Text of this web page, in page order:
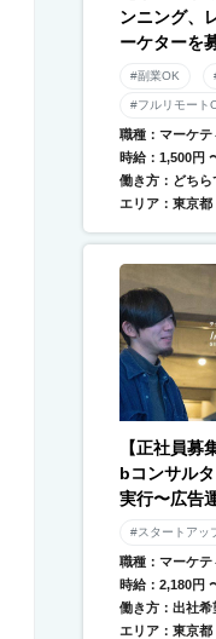
ンニング、
ーケターを
#副業OK
#フルリモート
職種：マーケテ
時給：1,500円
働き方：どちら
エリア：東京都
【正社員募
bコンサル
実行〜広告
ッド勤務×
運営／急成
#スタートアッ
職種：マーケテ
時給：2,180円
働き方：出社希
エリア：東京都